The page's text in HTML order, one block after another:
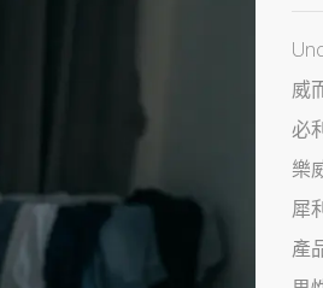
威
必
樂
犀
產